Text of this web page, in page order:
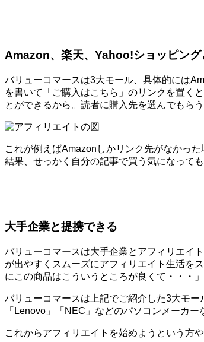
Amazon、楽天、Yahoo!ショッピング
バリューコマースは3大モール、具体的には
を書いて「ご購入はこちら」のリンクを置く
とができるから。読者に購入先を選んでもらう
これが例えばAmazonしかリンク先がなかっ
結果、せっかく自分の記事で買う気になって
大手企業と提携できる
バリューコマースは大手企業とアフィリエイ
が出やすくスムーズにアフィリエイト生活を
にこの商品はこういうところが良くて・・・
バリューコマースは上記でご紹介した3大モ
「Lenovo」「NEC」などのパソコンメーカ
これからアフィリエイトを始めようという方